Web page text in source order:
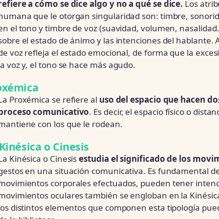
a cómo se dice algo y no a qué se dice. Los
que le otorgan singularidad son: timbre,
el tono y timbre de voz (suavidad, volumen,
el estado de ánimo y las intenciones del hablante.
voz refleja el estado emocional, de forma que la
voz y, el tono se hace más agudo.
Proxémica se refiere al uso del espacio que hacen
comunicativo. Es decir, el espacio físico o
con los que le rodean.
o Cinesis
Kinésica o Cinesisestudia el significado de los
en una situación comunicativa. Es fundamental
corporales efectuados, pueden tener
oculares también se engloban en la
distintos elementos que componen esta tipología